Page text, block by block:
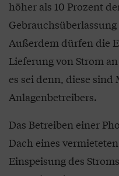
höher als 10 Prozent
Außerdem dürfen die
Lieferung von Strom
es sei denn, diese sind
Anlagenbetreibers.
Das Betreiben einer
Dach eines
Einspeisung des